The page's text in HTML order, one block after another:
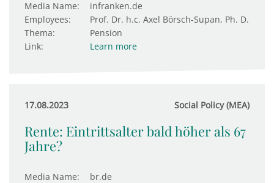
Media Name:
infranken.de
Employees:
Prof. Dr. h.c. Axel Börsch-Supan, Ph. D.
Thema:
Pension
Link:
Learn more
17.08.2023 Social Policy (MEA)
Rente: Eintrittsalter bald höher als 67
Jahre?
Media Name:
br.de